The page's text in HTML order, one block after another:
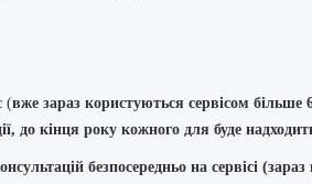
(вже зараз користуються сервісом більше
до кінця року кожного для буде
безпосередньо на сервісі